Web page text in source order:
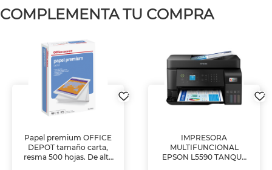
COMPLEMENTA TU COMPRA
Papel premium OFFICE
DEPOT tamaño carta,
resma 500 hojas. De alta
IMPRESORA
MULTIFUNCIONAL
EPSON L5590 TANQUE